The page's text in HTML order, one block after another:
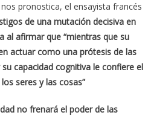
pronostica, el ensayista francés
de una mutación decisiva en
al afirmar que “mientras que su
actuar como una prótesis de las
capacidad cognitiva le confiere el
seres y las cosas”
no frenará el poder de las